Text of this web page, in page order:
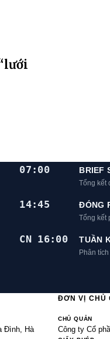
07:00 BRIEF
Tổng kết
14:45 ĐÓNG
Tổng kết
CN 16:00 TUẦN
Phân
Đình, Hà
ĐƠN VỊ CHỦ
CHỦ QUẢN
Công ty Cổ